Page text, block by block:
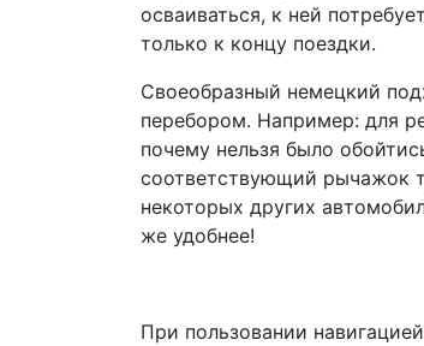
осваиваться, к ней
только к концу поездки.
Своеобразный немецкий
перебором. Например: для
почему нельзя было
соответствующий рычажок
некоторых других
же удобнее!
При пользовании